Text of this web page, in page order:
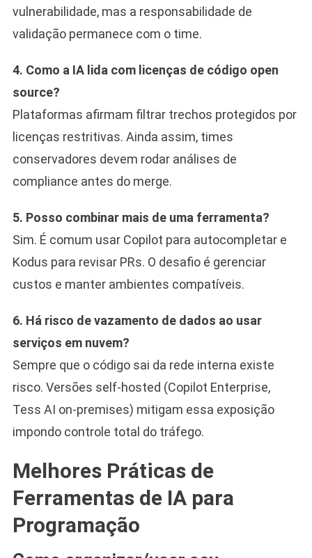
vulnerabilidade, mas a responsabilidade de
validação permanece com o time.
4. Como a IA lida com licenças de código open
source?
Plataformas afirmam filtrar trechos protegidos por
licenças restritivas. Ainda assim, times
conservadores devem rodar análises de
compliance antes do merge.
5. Posso combinar mais de uma ferramenta?
Sim. É comum usar Copilot para autocompletar e
Kodus para revisar PRs. O desafio é gerenciar
custos e manter ambientes compatíveis.
6. Há risco de vazamento de dados ao usar
serviços em nuvem?
Sempre que o código sai da rede interna existe
risco. Versões self-hosted (Copilot Enterprise,
Tess AI on-premises) mitigam essa exposição
impondo controle total do tráfego.
Melhores Práticas de
Ferramentas de IA para
Programação